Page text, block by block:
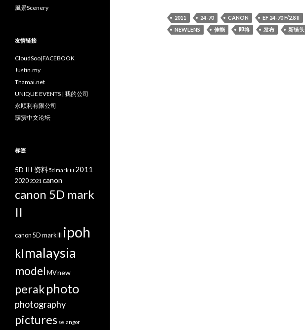
2011 24-70 CANON EF 24-70 F/2.8 II
NEWLENS
佳能 即将 发布 新镜头
風景Scenery
友情链接
CloudSoo|FACEBOOK
Justin.my
Thamai.net
UNIQUE EVENTS | 我的公司
永顺利有限公司
霹雳中文论坛
标签
5D III 资料5d mark iii 2011
2020 2021 canon
canon 5D mark
II
canon 5D mark III ipoh
kl malaysia
model MVnew
perakphoto
photography
pictures selangor